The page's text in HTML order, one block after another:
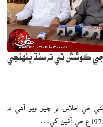
شفيق شامل آهن.
۾ فهيم اشرف، حسن
وسيم جونيئر، صائم ايوب،
ڏاهاڻي، شان مسعود، اساما
کي ٻه پرڏيهي ليگز کيڏڻ جي
ڪرڪيٽرز کي علائقائي ڪرڪيٽ
ملندي.
جي ڪوشش ٿي ته سنڌ پنهنجي
جي اجلاس ۾ چيو ويو آهي ته